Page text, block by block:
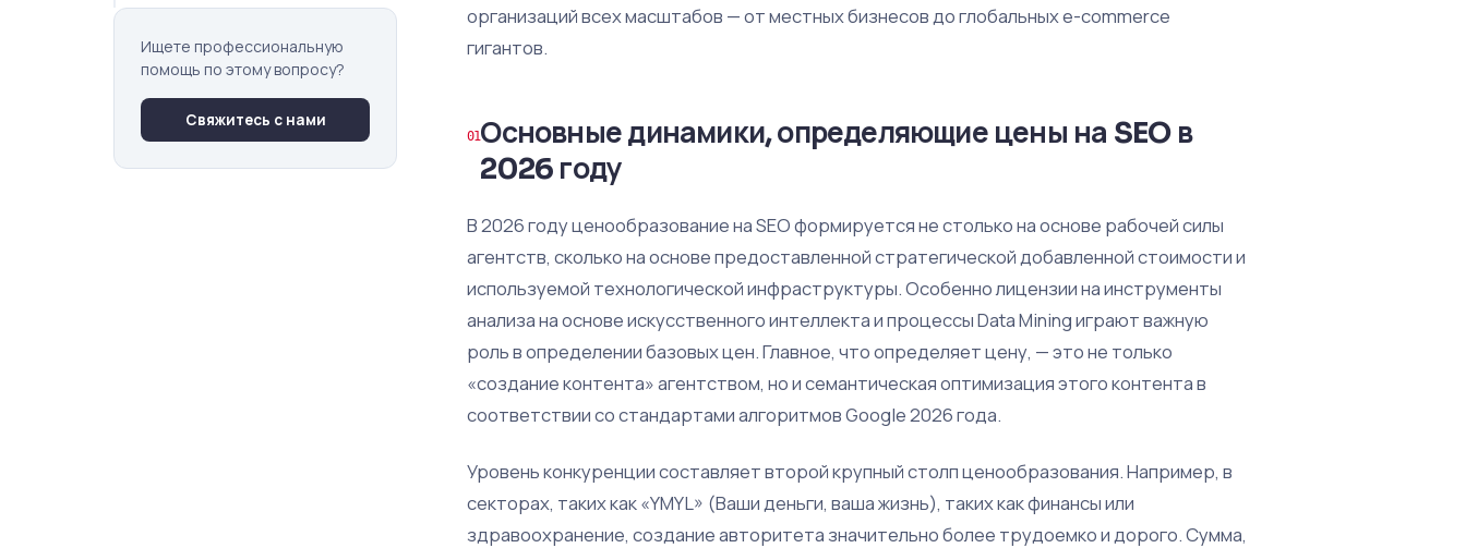
Ищете профессиональную
помощь по этому вопросу?
Свяжитесь с нами
организаций всех масштабов — от местных бизнесов до глобальных e-commerce
гигантов.
Основные динамики, определяющие цены на SEO в
2026 году
В 2026 году ценообразование на SEO формируется не столько на основе рабочей силы
агентств, сколько на основе предоставленной стратегической добавленной стоимости и
используемой технологической инфраструктуры. Особенно лицензии на инструменты
анализа на основе искусственного интеллекта и процессы Data Mining играют важную
роль в определении базовых цен. Главное, что определяет цену, — это не только
«создание контента» агентством, но и семантическая оптимизация этого контента в
соответствии со стандартами алгоритмов Google 2026 года.
Уровень конкуренции составляет второй крупный столп ценообразования. Например, в
секторах, таких как «YMYL» (Ваши деньги, ваша жизнь), таких как финансы или
здравоохранение, создание авторитета значительно более трудоемко и дорого. Сумма,